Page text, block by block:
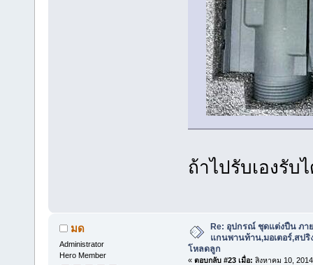
ถ้าไปรับเองรับ
มด
Administrator
Hero Member
Re: อุปกรณ์ ชุดแต่งปืน ภา
แกนพานท้าน,มอเตอร์,สปริ
โหลดลูก
« ตอบกลับ #23 เมื่อ: สิงหาคม 10,